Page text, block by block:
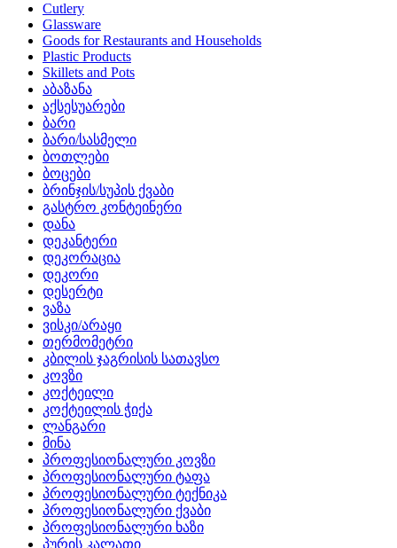
Cutlery
Glassware
Goods for Restaurants and Households
Plastic Products
Skillets and Pots
აბაზანა
აქსესუარები
ბარი
ბარი/სასმელი
ბოთლები
ბოცები
ბრინჯის/სუპის ქვაბი
გასტრო კონტეინერი
დანა
დეკანტერი
დეკორაცია
დეკორი
დესერტი
ვაზა
ვისკი/არაყი
თერმომეტრი
კბილის ჯაგრისის სათავსო
კოვზი
კოქტეილი
კოქტეილის ჭიქა
ლანგარი
მინა
პროფესიონალური კოვზი
პროფესიონალური ტაფა
პროფესიონალური ტექნიკა
პროფესიონალური ქვაბი
პროფესიონალური ხაზი
პურის კალათი